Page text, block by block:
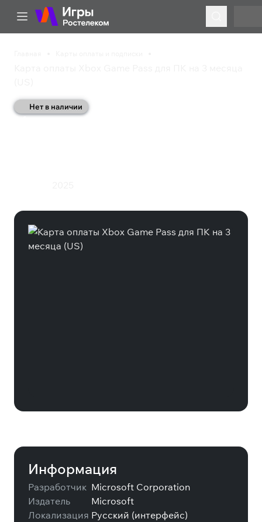
Нет в наличии
Карта оплаты Xbox
Информация
Разработчик Microsoft Corporation
Издатель
Microsoft
Локализация Русский (интерфейс)